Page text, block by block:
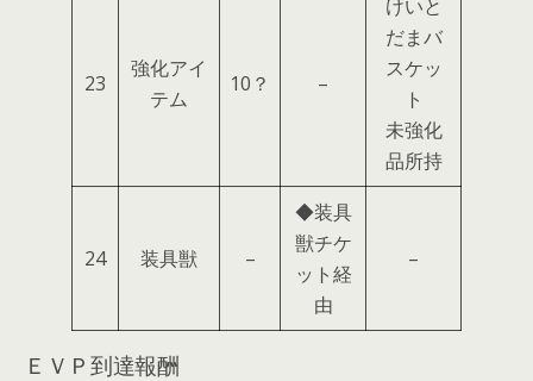
23
強化アイ
テム
10？ –
けいと
だまバ
スケッ
ト
未強化
品所持
24 装具獣 –
◆装具
獣チケ
ット経
由
–
ＥＶＰ到達報酬